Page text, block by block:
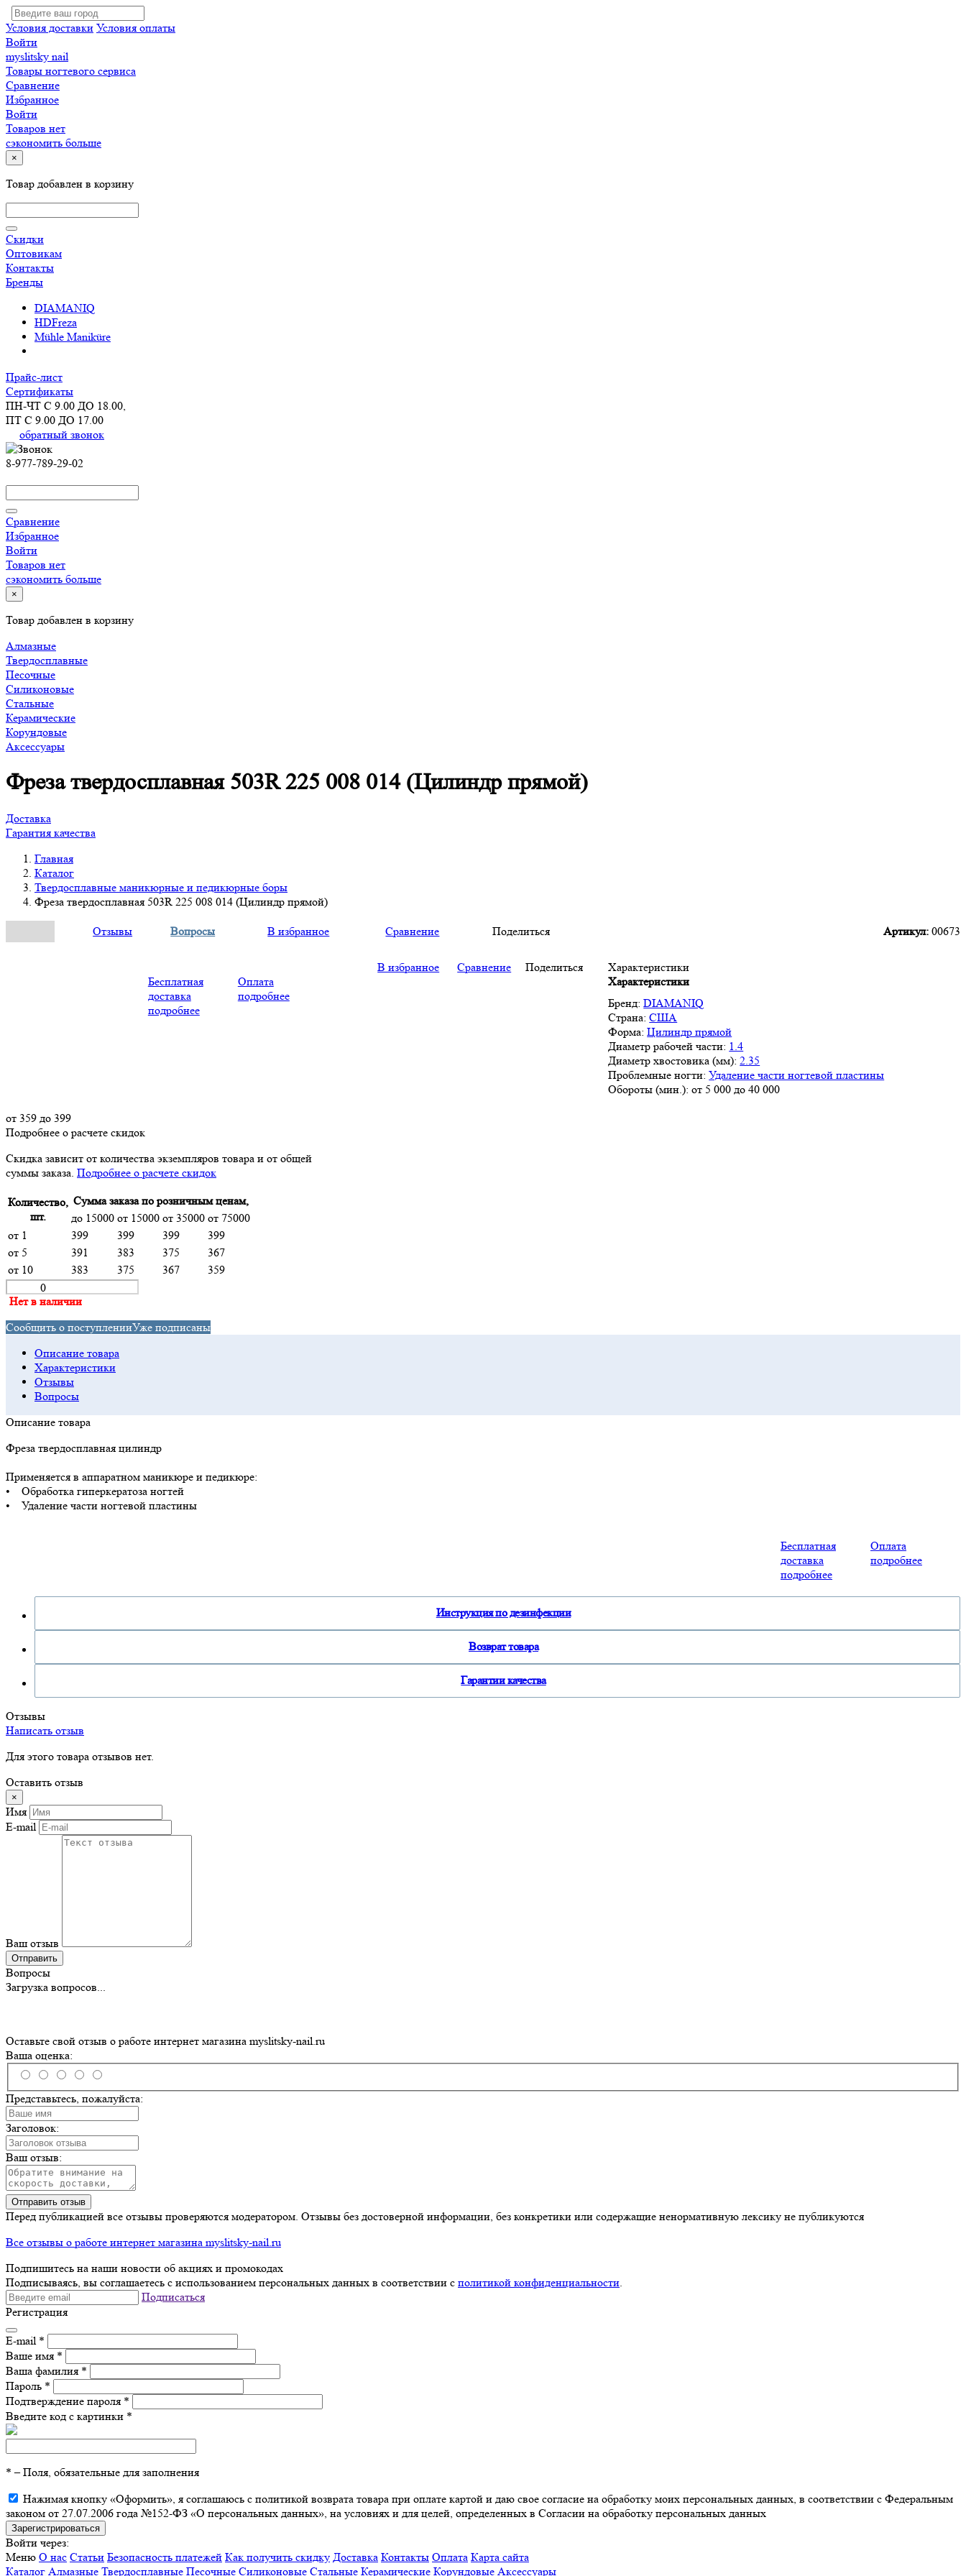
Условия доставки Условия оплаты
Войти
myslitsky nail
Товары ногтевого сервиса
Сравнение
Избранное
Войти
Товаров нет
сэкономить больше
×
Товар добавлен в корзину
Скидки
Оптовикам
Контакты
Бренды
DIAMANIQ
HDFreza
Mühle Maniküre
Прайс-лист
Сертификаты
ПН-ЧТ С 9.00 ДО 18.00,
ПТ С 9.00 ДО 17.00
обратный звонок
8-977-789-29-02
Сравнение
Избранное
Войти
Товаров нет
сэкономить больше
×
Товар добавлен в корзину
Алмазные
Твердосплавные
Песочные
Силиконовые
Стальные
Керамические
Корундовые
Аксессуары
Фреза твердосплавная 503R 225 008 014 (Цилиндр прямой)
Доставка
Гарантия качества
Главная
Каталог
Твердосплавные маникюрные и педикюрные боры
Фреза твердосплавная 503R 225 008 014 (Цилиндр прямой)
Отзывы Вопросы В избранное Сравнение Поделиться Артикул: 00673
Бесплатная
доставка
подробнее
Оплата
подробнее
В избранное Сравнение Поделиться
Характеристики
Характеристики
Бренд: DIAMANIQ
Страна: США
Форма: Цилиндр прямой
Диаметр рабочей части: 1.4
Диаметр хвостовика (мм): 2.35
Проблемные ногти: Удаление части ногтевой пластины
Обороты (мин.): от 5 000 до 40 000
от 359 до 399
Подробнее о расчете скидок
Скидка зависит от количества экземпляров товара и от общей
суммы заказа. Подробнее о расчете скидок
Количество,
шт.
Сумма заказа по розничным ценам,
до 15000 от 15000 от 35000 от 75000
от 1
399 399 399
399
от 5
391 383 375
367
от 10
383 375 367 359
Нет в наличии
Сообщить о поступленииУже подписаны
Описание товара
Характеристики
Отзывы
Вопросы
Описание товара
Фреза твердосплавная цилиндр
Применяется в аппаратном маникюре и педикюре:
• Обработка гиперкератоза ногтей
• Удаление части ногтевой пластины
Бесплатная
доставка
подробнее
Оплата
подробнее
Инструкция по дезинфекции
Возврат товара
Гарантии качества
Отзывы
Написать отзыв
Для этого товара отзывов нет.
Оставить отзыв
×
Имя
E-mail
Ваш отзыв
Отправить
Вопросы
Загрузка вопросов...
Оставьте свой отзыв о работе интернет магазина myslitsky-nail.ru
Ваша оценка:
Представьтесь, пожалуйста:
Заголовок:
Ваш отзыв:
Отправить отзыв
Перед публикацией все отзывы проверяются модератором. Отзывы без достоверной информации, без конкретики или содержащие ненормативную лексику не публикуются
Все отзывы о работе интернет магазина myslitsky-nail.ru
Подпишитесь на наши новости об акциях и промокодах
Подписываясь, вы соглашаетесь с использованием персональных данных в соответствии с политикой конфиденциальности.
Подписаться
Регистрация
E-mail *
Ваше имя *
Ваша фамилия *
Пароль *
Подтверждение пароля *
Введите код с картинки *
* – Поля, обязательные для заполнения
Нажимая кнопку «Оформить», я соглашаюсь с политикой возврата товара при оплате картой и даю свое согласие на обработку моих персональных данных, в соответствии с Федеральным
законом от 27.07.2006 года №152-ФЗ «О персональных данных», на условиях и для целей, определенных в Согласии на обработку персональных данных
Войти через:
Меню О нас Статьи Безопасность платежей Как получить скидку Доставка Контакты Оплата Карта сайта
Каталог Алмазные Твердосплавные Песочные Силиконовые Стальные Керамические Корундовые Аксессуары